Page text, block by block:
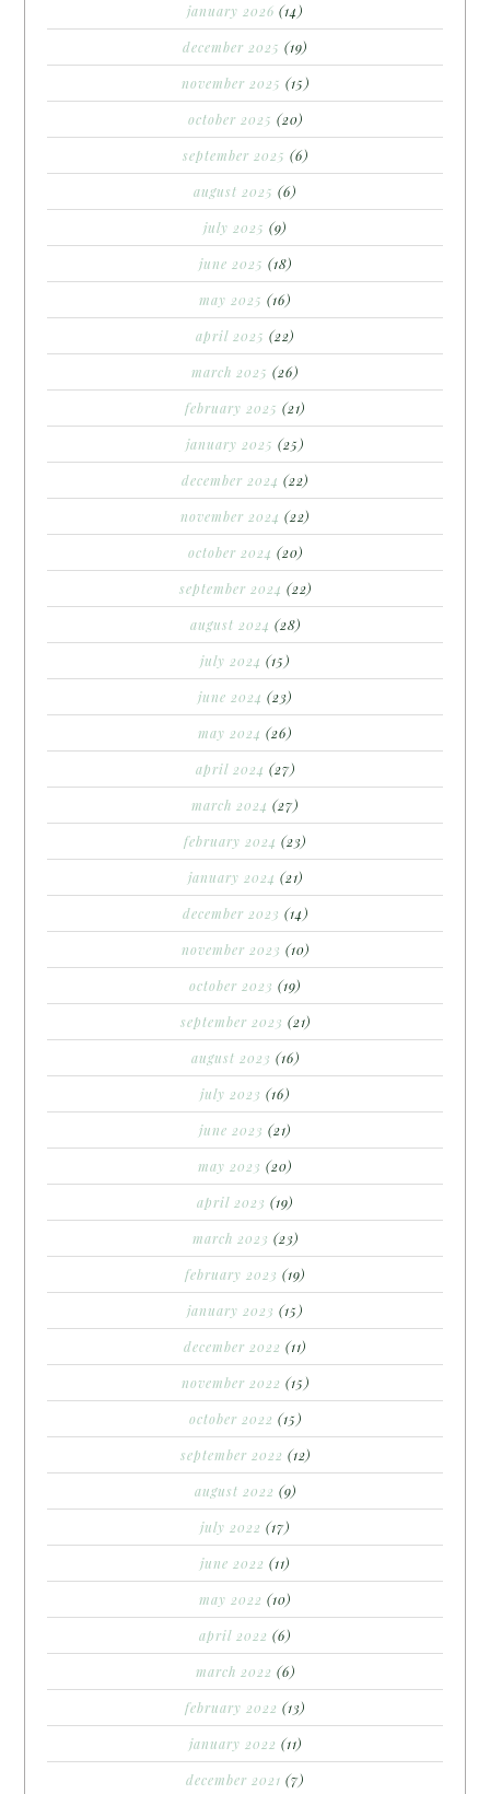
january 2026 (14)
december 2025 (19)
november 2025 (15)
october 2025 (20)
september 2025 (6)
august 2025 (6)
july 2025 (9)
june 2025 (18)
may 2025 (16)
april 2025 (22)
march 2025 (26)
february 2025 (21)
january 2025 (25)
december 2024 (22)
november 2024 (22)
october 2024 (20)
september 2024 (22)
august 2024 (28)
july 2024 (15)
june 2024 (23)
may 2024 (26)
april 2024 (27)
march 2024 (27)
february 2024 (23)
january 2024 (21)
december 2023 (14)
november 2023 (10)
october 2023 (19)
september 2023 (21)
august 2023 (16)
july 2023 (16)
june 2023 (21)
may 2023 (20)
april 2023 (19)
march 2023 (23)
february 2023 (19)
january 2023 (15)
december 2022 (11)
november 2022 (15)
october 2022 (15)
september 2022 (12)
august 2022 (9)
july 2022 (17)
june 2022 (11)
may 2022 (10)
april 2022 (6)
march 2022 (6)
february 2022 (13)
january 2022 (11)
december 2021 (7)